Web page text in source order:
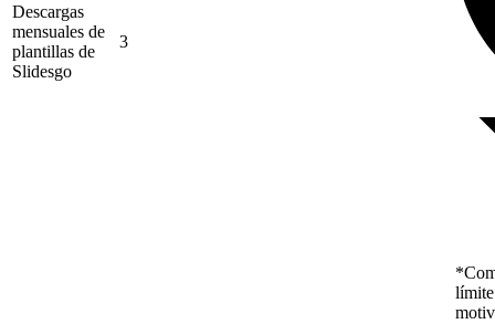
Descargas
mensuales de
plantillas de
Slidesgo
3
límite